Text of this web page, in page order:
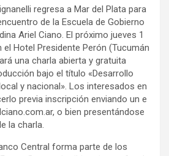
p
p
m
n
dl
y
regresa a Mar del Plata para
de la Escuela de Gobierno
Ariel Ciano. El próximo jueves 1
el Hotel Presidente Perón (Tucumán
una charla abierta y gratuita
bajo el título «Desarrollo
y nacional». Los interesados en
previa inscripción enviando un e
o bien presentándose
la charla.
Central forma parte de los